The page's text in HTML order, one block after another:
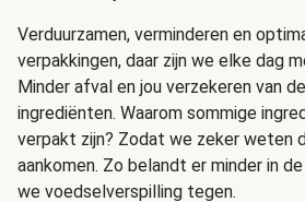
Verduurzamen, verminderen en
verpakkingen, daar zijn we elke dag
Minder afval en jou verzekeren van
ingrediënten. Waarom sommige
verpakt zijn? Zodat we zeker weten
aankomen. Zo belandt er minder in
we voedselverspilling tegen.